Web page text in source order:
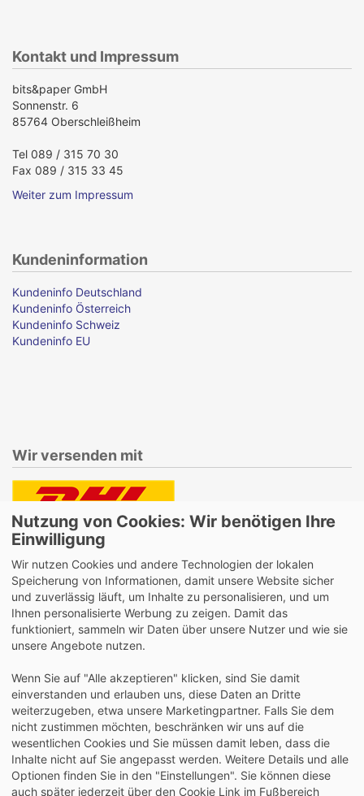
Kontakt und Impressum
bits&paper GmbH
Sonnenstr. 6
85764 Oberschleißheim
Tel 089 / 315 70 30
Fax 089 / 315 33 45
Weiter zum Impressum
Kundeninformation
Kundeninfo Deutschland
Kundeninfo Österreich
Kundeninfo Schweiz
Kundeninfo EU
Wir versenden mit
Lieferung auch an Packstationen und Postfilialen
Samstagszustellung
Bequeme Zahlung über Paypal
2 Jahre Gewährleistung
Alle Texte, Grafiken, Bilder und das Layout sind
urheberrechtlich geschützt und dürfen nicht ohne
ausdrückliche, schriftliche Erlaubnis weiterverwendet werden.
© 2026 bits&paper GmbH - Oxford Fachshop - OXFORD
Nutzung von Cookies: Wir benötigen Ihre
Einwilligung
Wir nutzen Cookies und andere Technologien der lokalen
Speicherung von Informationen, damit unsere Website sicher
und zuverlässig läuft, um Inhalte zu personalisieren, und um
Ihnen personalisierte Werbung zu zeigen. Damit das
funktioniert, sammeln wir Daten über unsere Nutzer und wie sie
unsere Angebote nutzen.
Wenn Sie auf "Alle akzeptieren" klicken, sind Sie damit
einverstanden und erlauben uns, diese Daten an Dritte
weiterzugeben, etwa unsere Marketingpartner. Falls Sie dem
nicht zustimmen möchten, beschränken wir uns auf die
wesentlichen Cookies und Sie müssen damit leben, dass die
Inhalte nicht auf Sie angepasst werden. Weitere Details und alle
Optionen finden Sie in den "Einstellungen". Sie können diese
auch später jederzeit über den Cookie Link im Fußbereich